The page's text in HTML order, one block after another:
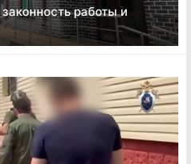
работы и